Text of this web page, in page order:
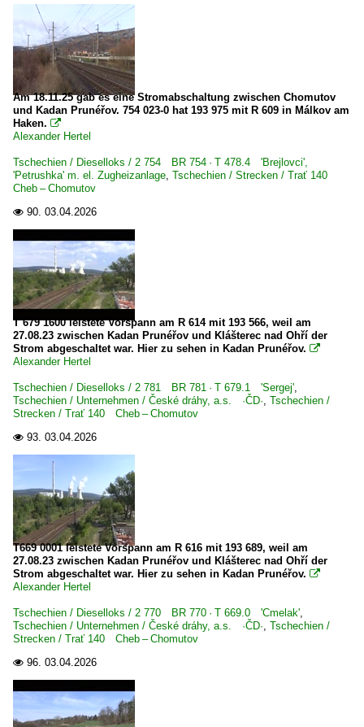
3 363 BR 363 ·DB V 60· remot. DB 261
Dieseltriebzüge | 95 80
0 628 BR 628 · 928 · BR 629
0 642 BR 642 ·Desiro· Private
0 654 BR 654 ·RegioSprinter·
Dieseltriebzüge | bis 1970 und Altbautriebzüge
DB VT 98 · BR 796/996 · BR 798/998 Uerdinger
DR VT 18.16 · DR 175.0 SVT Bauart Görlitz
DR VT 2.09 · DR 171 · DR 172 · BR 771 · BR 772
DRG SVT 137 · DR 183 · DR VT 04.1 Schnelltriebwagen
E-Loks | Altbau
E 44 BR 144 · DR 244
E-Loks | Drehstrom | 91 80
6 101 BR 101
6 101 BR 101 Werbeloks
6 145 BR 145 ·Traxx AC·
6 145 BR 145 ·Traxx AC· Private
6 152 BR 152 ·ES 64 F·
6 152 BR 152 ·ES 64 F· Werbeloks
6 182 BR 182 ·ES 64 U2· Private
6 185 BR 185 ·Traxx AC1/2·
6 185 BR 185 ·Traxx AC1/2· Private
Am 18.11.25 gab es eine Stromabschaltung zwischen Chomutov
und Kadan Prunéřov. 754 023-0 hat 193 975 mit R 609 in Málkov am
Haken. 
Alexander Hertel
Tschechien / Dieselloks / 2 754 BR 754 · T 478.4 'Brejlovci',
'Petrushka' m. el. Zugheizanlage, Tschechien / Strecken / Trať 140
Cheb – Chomutov
 90. 03.04.2026
T 679 1600 leistete Vorspann am R 614 mit 193 566, weil am
27.08.23 zwischen Kadan Prunéřov und Klášterec nad Ohří der
Strom abgeschaltet war. Hier zu sehen in Kadan Prunéřov. 
Alexander Hertel
Tschechien / Dieselloks / 2 781 BR 781 · T 679.1 'Sergej',
Tschechien / Unternehmen / České dráhy, a.s. ·ČD·, Tschechien /
Strecken / Trať 140 Cheb – Chomutov
 93. 03.04.2026
T669 0001 leistete Vorspann am R 616 mit 193 689, weil am
27.08.23 zwischen Kadan Prunéřov und Klášterec nad Ohří der
Strom abgeschaltet war. Hier zu sehen in Kadan Prunéřov. 
Alexander Hertel
Tschechien / Dieselloks / 2 770 BR 770 · T 669.0 'Cmelak',
Tschechien / Unternehmen / České dráhy, a.s. ·ČD·, Tschechien /
Strecken / Trať 140 Cheb – Chomutov
 96. 03.04.2026